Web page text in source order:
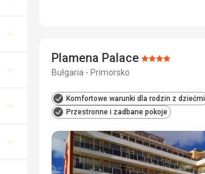
Plamena Palace Ocena:
Bułgaria - Primorsko
Komfortowe warunki dla rodzin z dziećmi
Przestronne i zadbane pokoje